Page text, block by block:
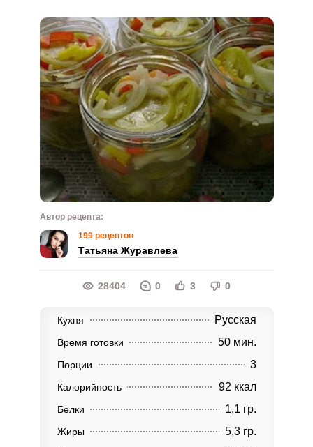
Автор рецепта:
199 рецептов
Татьяна Журавлева
28404 0 3 0
Кухня Русская
Время готовки 50 мин.
Порции 3
Калорийность 92 ккал
Белки 1,1 гр.
Жиры 5,3 гр.